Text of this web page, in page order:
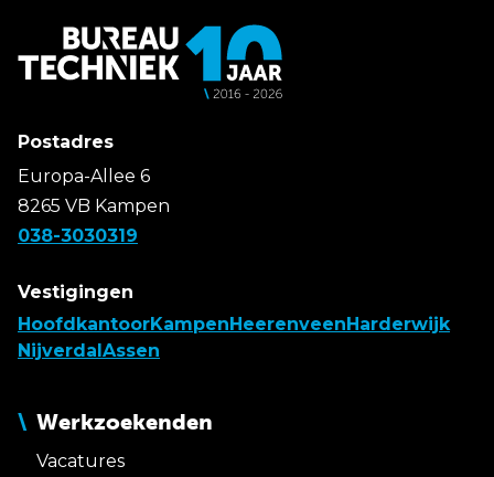
Postadres
Europa-Allee 6
8265 VB Kampen
038-3030319
Vestigingen
HoofdkantoorKampen Heerenveen Harderwijk
Nijverdal Assen
Werkzoekenden
Vacatures